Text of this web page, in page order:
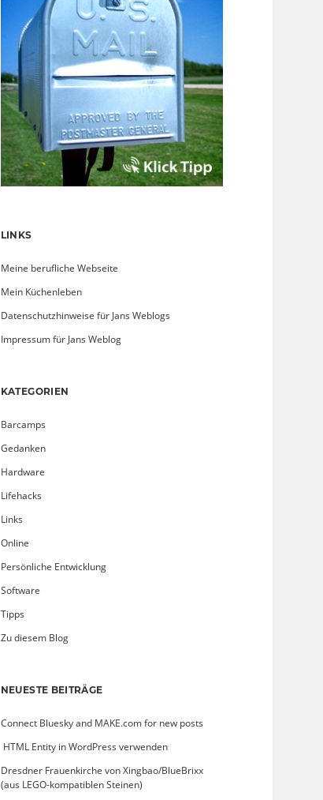
LINKS
Meine berufliche Webseite
Mein Küchenleben
Datenschutzhinweise für Jans Weblogs
Impressum für Jans Weblog
KATEGORIEN
Barcamps
Gedanken
Hardware
Lifehacks
Links
Online
Persönliche Entwicklung
Software
Tipps
Zu diesem Blog
NEUESTE BEITRÄGE
Connect Bluesky and MAKE.com for new posts
­ HTML Entity in WordPress verwenden
Dresdner Frauenkirche von Xingbao/BlueBrixx
(aus LEGO-kompatiblen Steinen)